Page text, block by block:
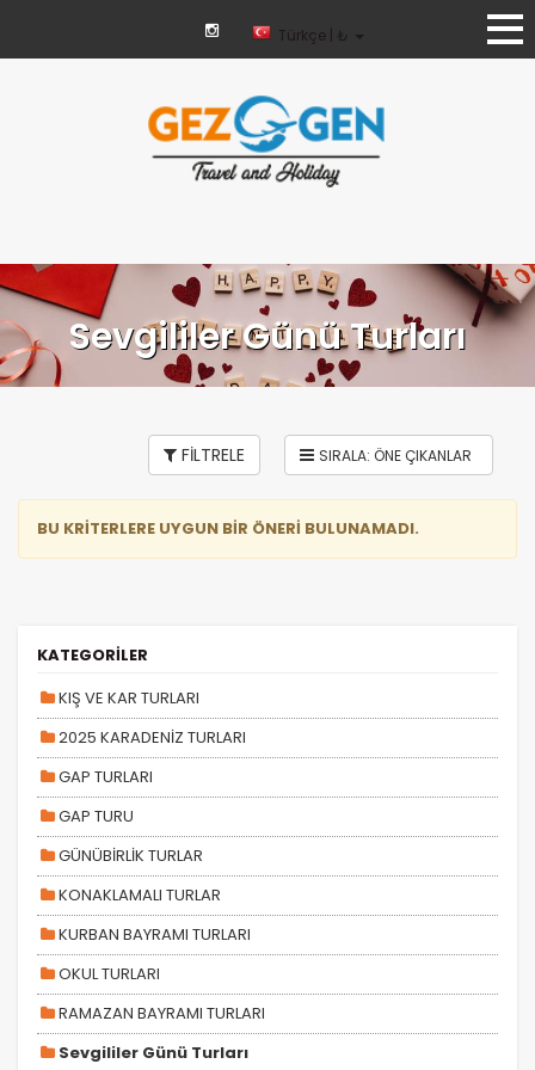
Türkçe | ₺
Sevgililer Günü Turları
FİLTRELE
BU KRİTERLERE UYGUN BİR ÖNERİ BULUNAMADI.
KATEGORİLER
KIŞ VE KAR TURLARI
2025 KARADENİZ TURLARI
GAP TURLARI
GAP TURU
GÜNÜBİRLİK TURLAR
KONAKLAMALI TURLAR
KURBAN BAYRAMI TURLARI
OKUL TURLARI
RAMAZAN BAYRAMI TURLARI
Sevgililer Günü Turları